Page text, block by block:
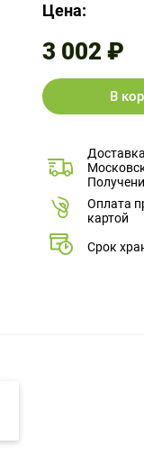
Цена:
3 002 ₽
В
Оплата
картой
Срок